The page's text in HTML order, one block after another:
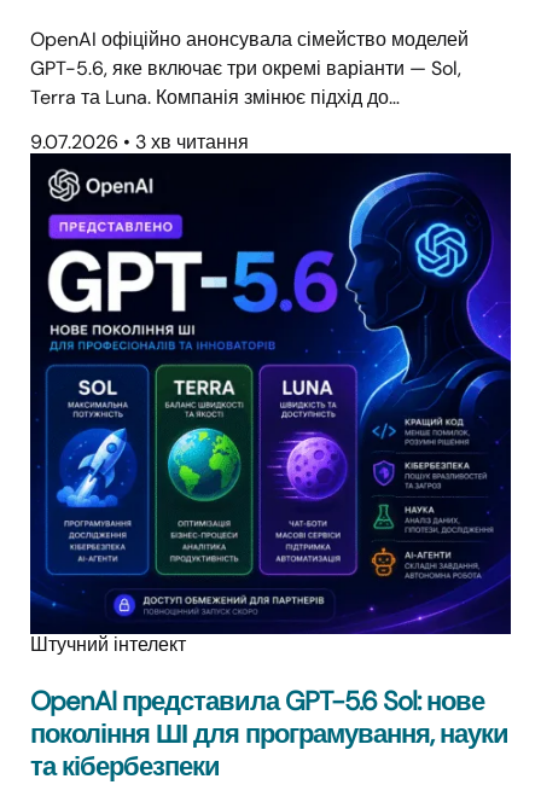
OpenAI офіційно анонсувала сімейство моделей
GPT-5.6, яке включає три окремі варіанти — Sol,
Terra та Luna. Компанія змінює підхід до…
9.07.2026 • 3 хв читання
Штучний інтелект
OpenAI представила GPT-5.6 Sol: нове
покоління ШІ для програмування, науки
та кібербезпеки